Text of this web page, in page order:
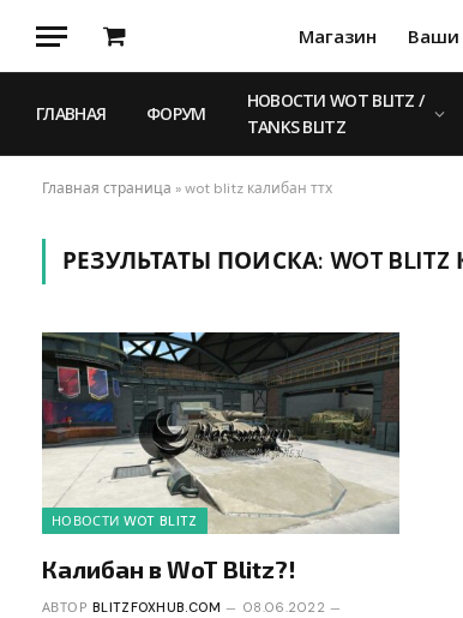
Корзина
Магазин Ваши
ГЛАВНАЯ ФОРУМ
НОВОСТИ WOT BLITZ /
TANKS BLITZ
Главная страница »wot blitz калибан ттх
РЕЗУЛЬТАТЫ ПОИСКА: WOT
НОВОСТИ WOT BLITZ
Калибан в WoT Blitz?!
АВТОР BLITZFOXHUB.COM
08.06.2022